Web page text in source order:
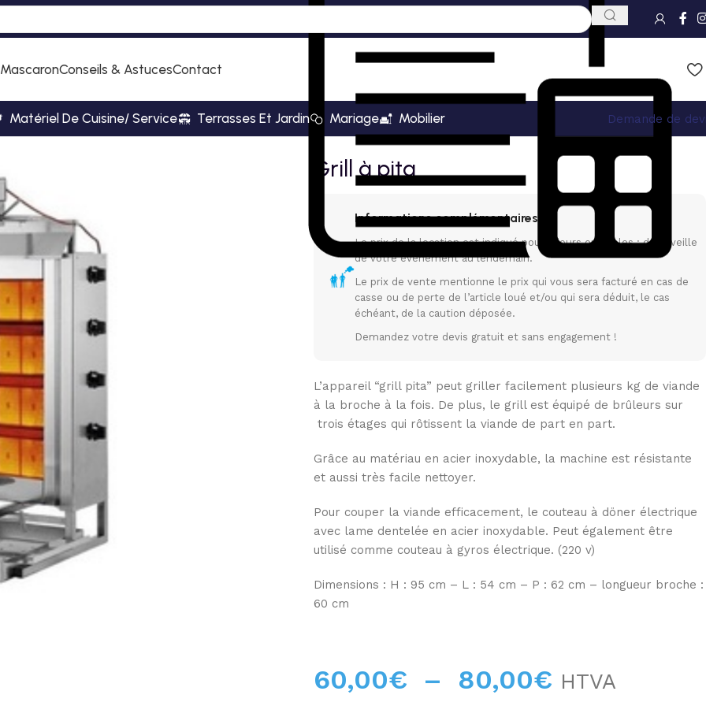
Conseils & AstucesContact
Matériel De Cuisine/ Service Terrasses Et Jardin Mariage Mobilier
Demande de
Grill à pita
Informations complémentaires
Le prix de la location est indiqué pour 3 jours ouvrables : de la veille
de votre événement au lendemain.
Le prix de vente mentionne le prix qui vous sera facturé en cas de
casse ou de perte de l’article loué et/ou qui sera déduit, le cas
échéant, de la caution déposée.
Demandez votre devis gratuit et sans engagement !
L’appareil “grill pita” peut griller facilement plusieurs kg de viande
à la broche à la fois. De plus, le grill est équipé de brûleurs sur
trois étages qui rôtissent la viande de part en part.
Grâce au matériau en acier inoxydable, la machine est résistante
et aussi très facile nettoyer.
Pour couper la viande efficacement, le couteau à döner électrique
avec lame dentelée en acier inoxydable. Peut également être
utilisé comme couteau à gyros électrique. (220 v)
Dimensions : H : 95 cm – L : 54 cm – P : 62 cm – longueur broche :
60 cm
60,00€ – 80,00€ HTVA